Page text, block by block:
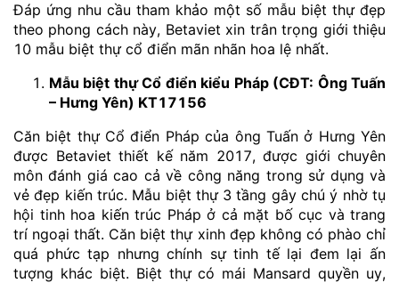
Đáp ứng nhu cầu tham khảo một số mẫu biệt thự đẹp
theo phong cách này, Betaviet xin trân trọng giới thiệu
10 mẫu biệt thự cổ điển mãn nhãn hoa lệ nhất.
Mẫu biệt thự Cổ điển kiểu Pháp (CĐT: Ông Tuấn
– Hưng Yên) KT17156
Căn biệt thự Cổ điển Pháp của ông Tuấn ở Hưng Yên
được Betaviet thiết kế năm 2017, được giới chuyên
môn đánh giá cao cả về công năng trong sử dụng và
vẻ đẹp kiến trúc. Mẫu biệt thự 3 tầng gây chú ý nhờ tụ
hội tinh hoa kiến trúc Pháp ở cả mặt bố cục và trang
trí ngoại thất. Căn biệt thự xinh đẹp không có phào chỉ
quá phức tạp nhưng chính sự tinh tế lại đem lại ấn
tượng khác biệt. Biệt thự có mái Mansard quyền uy,